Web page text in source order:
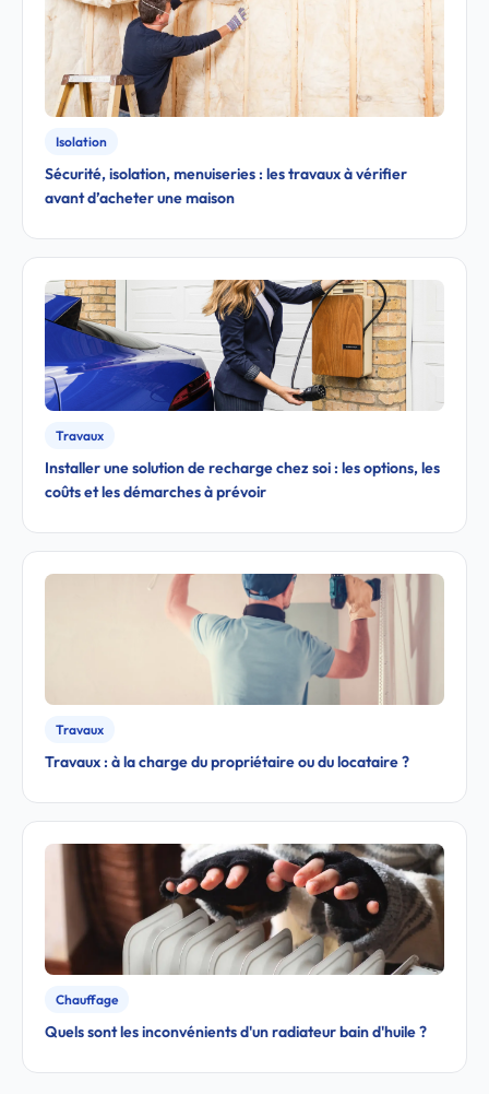
Isolation
Sécurité, isolation, menuiseries : les travaux à vérifier
avant d’acheter une maison
Travaux
Installer une solution de recharge chez soi : les options, les
coûts et les démarches à prévoir
Travaux
Travaux : à la charge du propriétaire ou du locataire ?
Chauffage
Quels sont les inconvénients d'un radiateur bain d'huile ?